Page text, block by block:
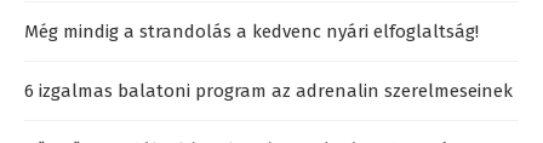
Még mindig a strandolás a kedvenc nyári elfoglaltság!
6 izgalmas balatoni program az adrenalin szerelmeseinek